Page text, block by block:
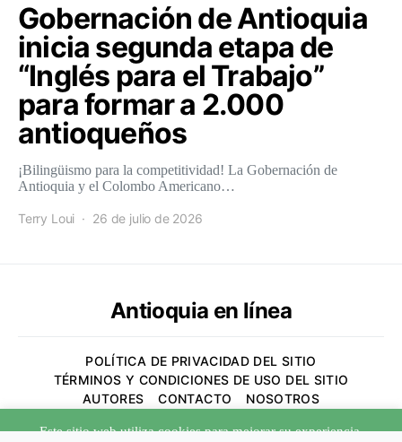
Gobernación de Antioquia
inicia segunda etapa de
“Inglés para el Trabajo”
para formar a 2.000
antioqueños
¡Bilingüismo para la competitividad! La Gobernación de
Antioquia y el Colombo Americano…
Terry Loui 26 de julio de 2026
Antioquia en línea
POLÍTICA DE PRIVACIDAD DEL SITIO
TÉRMINOS Y CONDICIONES DE USO DEL SITIO
AUTORES
CONTACTO NOSOTROS
Designed & Developed byCode Supply Co.
Este sitio web utiliza cookies para mejorar su experiencia.